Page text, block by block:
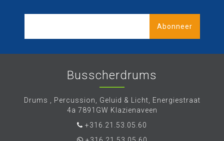
Abonneer
Busscherdrums
Drums , Percussion, Geluid & Licht, Energiestraat
4a 7891GW Klazienaveen
+316.21.53.05.60